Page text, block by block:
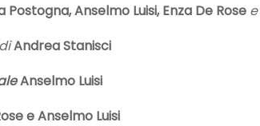
Anselmo Luisi, Enza De Rosee
Andrea Stanisci
Anselmo Luisi
e Anselmo Luisi